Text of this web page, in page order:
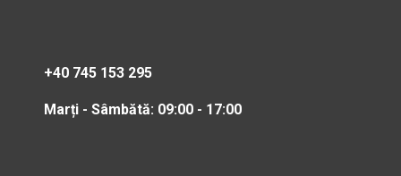
+40 745 153 295
Marți - Sâmbătă: 09:00 - 17:00